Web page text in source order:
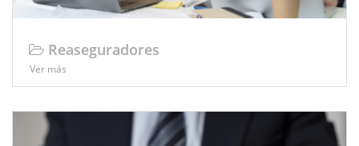
Reaseguradores
Ver más